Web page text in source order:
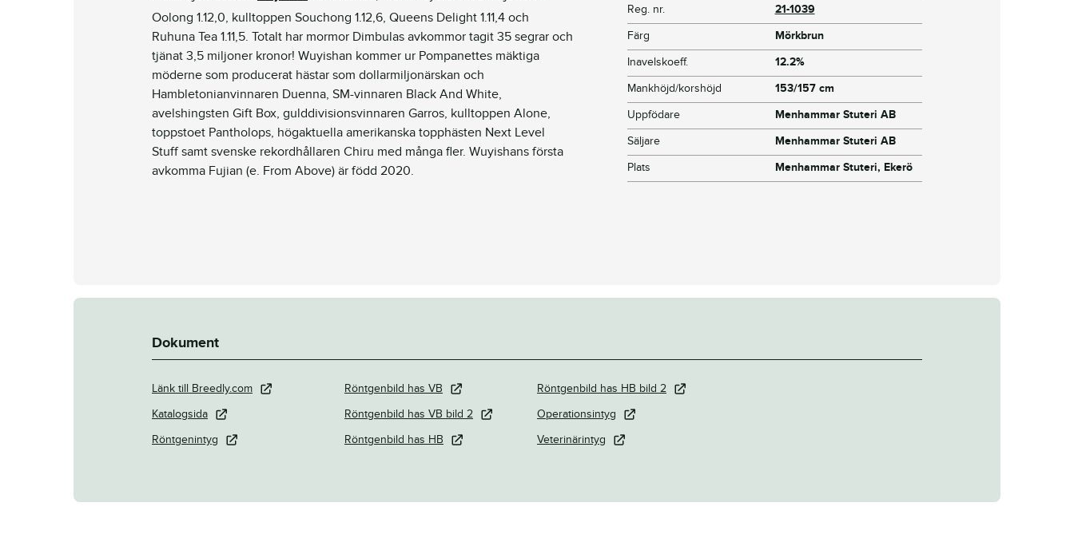
Oolong 1.12,0, kulltoppen Souchong 1.12,6, Queens Delight 1.11,4 och
Ruhuna Tea 1.11,5. Totalt har mormor Dimbulas avkommor tagit 35 segrar och
tjänat 3,5 miljoner kronor! Wuyishan kommer ur Pompanettes mäktiga
möderne som producerat hästar som dollarmiljonärskan och
Hambletonianvinnaren Duenna, SM-vinnaren Black And White,
avelshingsten Gift Box, gulddivisionsvinnaren Garros, kulltoppen Alone,
toppstoet Pantholops, högaktuella amerikanska topphästen Next Level
Stuff samt svenske rekordhållaren Chiru med många fler. Wuyishans första
avkomma Fujian (e. From Above) är född 2020.
Reg. nr.
21-1039
Färg
Mörkbrun
Inavelskoeff.
12.2%
Mankhöjd/korshöjd
153/157 cm
Uppfödare
Menhammar Stuteri AB
Säljare
Menhammar Stuteri AB
Plats
Menhammar Stuteri, Ekerö
Dokument
Länk till Breedly.com
Katalogsida
Röntgenintyg
Röntgenbild has VB
Röntgenbild has VB bild 2
Röntgenbild has HB
Röntgenbild has HB bild 2
Operationsintyg
Veterinärintyg